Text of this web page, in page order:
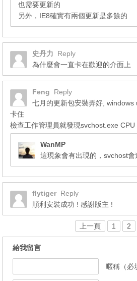
也需要更新的
另外，IE8確實有兩個更新是多餘的
史丹力
Reply
為什麼會一直卡在歡迎的介面上
Feng
Reply
七月的更新包安裝弄好,
卡住
檢查工作管理員就發現svchost.exe CPU
WanMP
這現象會有出現的，svchost
flytiger Reply
順利安裝成功 ! 感謝版主 !
上一頁 1 2
給我留言
暱稱（必